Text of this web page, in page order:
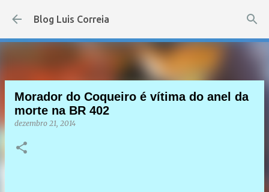
Pular para o conteúdo principal
Blog Luis Correia
Morador do Coqueiro é vítima do anel da
morte na BR 402
dezembro 21, 2014